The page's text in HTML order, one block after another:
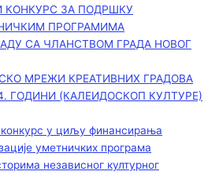
КОНКУРС ЗА ПОДРШКУ
ПРОГРАМИМА
СА ЧЛАНСТВОМ ГРАДА НОВОГ
МРЕЖИ КРЕАТИВНИХ ГРАДОВА
ГОДИНИ (КАЛЕИДОСКОП КУЛТУРЕ)
у циљу финансирања
уметничких програма
независног културног